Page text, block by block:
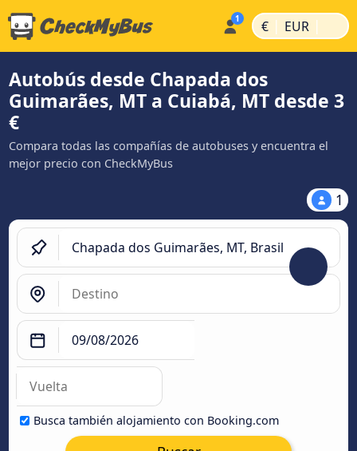
€ | EUR |
Autobús desde Chapada dos
Guimarães, MT a Cuiabá, MT desde 3
€
Compara todas las compañías de autobuses y encuentra el
mejor precio con CheckMyBus
1
Busca también alojamiento con Booking.com